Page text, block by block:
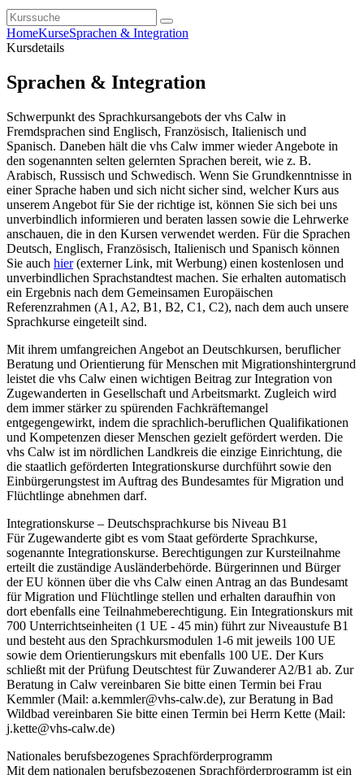
HomeKurseSprachen & Integration
Kursdetails
Sprachen & Integration
Schwerpunkt des Sprachkursangebots der vhs Calw in
Fremdsprachen sind Englisch, Französisch, Italienisch und
Spanisch. Daneben hält die vhs Calw immer wieder Angebote in
den sogenannten selten gelernten Sprachen bereit, wie z. B.
Arabisch, Russisch und Schwedisch. Wenn Sie Grundkenntnisse in
einer Sprache haben und sich nicht sicher sind, welcher Kurs aus
unserem Angebot für Sie der richtige ist, können Sie sich bei uns
unverbindlich infor­mieren und beraten lassen sowie die Lehrwerke
anschauen, die in den Kursen verwendet werden. Für die Sprachen
Deutsch, Englisch, Französisch, Italienisch und Spanisch können
Sie auch hier(externer Link, mit Werbung) einen kostenlosen und
unverbindlichen Sprachstandtest machen. Sie erhalten automatisch
ein Ergebnis nach dem Gemeinsamen Europäischen
Referenzrahmen (A1, A2, B1, B2, C1, C2), nach dem auch unsere
Sprachkurse eingeteilt sind.
Mit ihrem umfangreichen Angebot an Deutschkursen, beruflicher
Beratung und Orientierung für Menschen mit Migrationshintergrund
leistet die vhs Calw einen wichtigen Beitrag zur Integration von
Zugewanderten in Gesellschaft und Arbeitsmarkt. Zugleich wird
dem immer stärker zu spürenden Fachkräftemangel
entgegengewirkt, indem die sprachlich-beruflichen Qualifikationen
und Kompetenzen dieser Menschen gezielt gefördert werden. Die
vhs Calw ist im nördlichen Landkreis die einzige Einrichtung, die
die staatlich geförderten Integrationskurse durchführt sowie den
Einbürgerungstest im Auftrag des Bundesamtes für Migration und
Flüchtlinge abnehmen darf.
Integrationskurse – Deutschsprachkurse bis Niveau B1
Für Zugewanderte gibt es vom Staat geförderte Sprachkurse,
sogenannte Integrationskurse. Berechtigungen zur Kursteilnahme
erteilt die zuständige Ausländerbehörde. Bürgerinnen und Bürger
der EU können über die vhs Calw einen Antrag an das Bundesamt
für Migration und Flüchtlinge stellen und erhalten daraufhin von
dort ebenfalls eine Teilnahmeberechtigung. Ein Integrationskurs mit
700 Unterrichtseinheiten (1 UE - 45 min) führt zur Niveaustufe B1
und besteht aus den Sprachkursmodulen 1-6 mit jeweils 100 UE
sowie dem Orientierungskurs mit ebenfalls 100 UE. Der Kurs
schließt mit der Prüfung Deutschtest für Zuwanderer A2/B1 ab. Zur
Beratung in Calw vereinbaren Sie bitte einen Termin bei Frau
Kemmler (Mail: a.kemmler@vhs-calw.de), zur Beratung in Bad
Wildbad vereinbaren Sie bitte einen Termin bei Herrn Kette (Mail:
j.kette@vhs-calw.de)
Nationales berufsbezogenes Sprachförderprogramm
Mit dem nationalen berufsbezogenen Sprachförderprogramm ist ein